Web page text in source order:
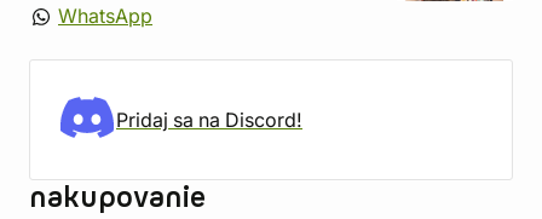
WhatsApp
Pridaj sa na Discord!
nakupovanie